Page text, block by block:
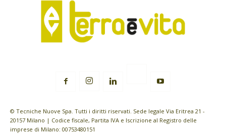
© Tecniche Nuove Spa. Tutti i diritti riservati. Sede legale Via Eritrea 21 -
20157 Milano | Codice fiscale, Partita IVA e Iscrizione al Registro delle
imprese di Milano: 00753480151